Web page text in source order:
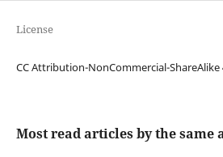
License
CC Attribution-NonCommercial-ShareAlike
Most read articles by the same